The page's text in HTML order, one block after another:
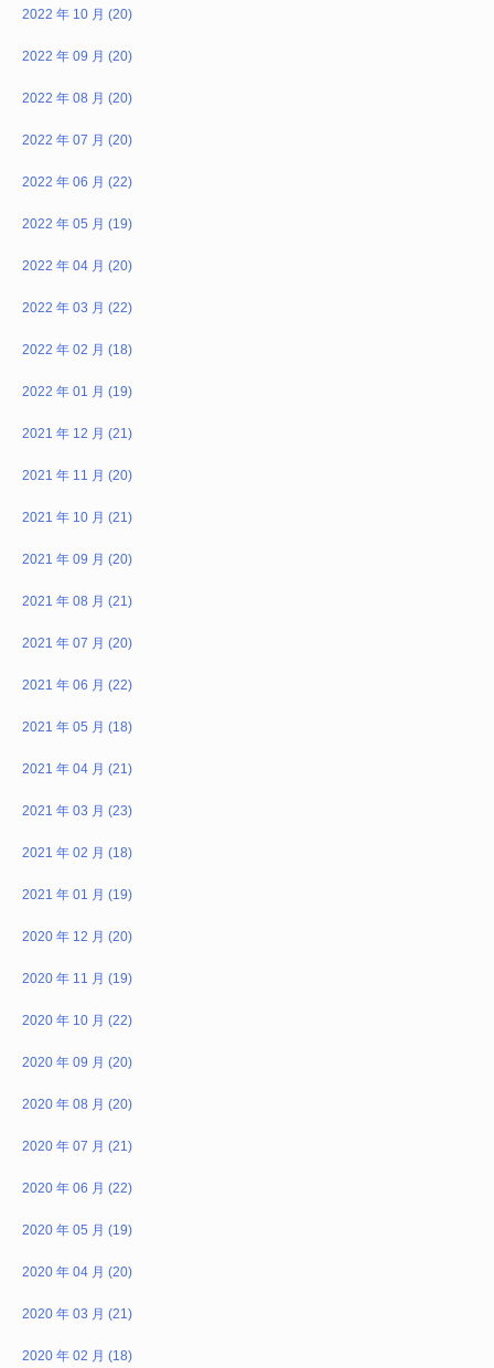
2022 年 10 月 (20)
2022 年 09 月 (20)
2022 年 08 月 (20)
2022 年 07 月 (20)
2022 年 06 月 (22)
2022 年 05 月 (19)
2022 年 04 月 (20)
2022 年 03 月 (22)
2022 年 02 月 (18)
2022 年 01 月 (19)
2021 年 12 月 (21)
2021 年 11 月 (20)
2021 年 10 月 (21)
2021 年 09 月 (20)
2021 年 08 月 (21)
2021 年 07 月 (20)
2021 年 06 月 (22)
2021 年 05 月 (18)
2021 年 04 月 (21)
2021 年 03 月 (23)
2021 年 02 月 (18)
2021 年 01 月 (19)
2020 年 12 月 (20)
2020 年 11 月 (19)
2020 年 10 月 (22)
2020 年 09 月 (20)
2020 年 08 月 (20)
2020 年 07 月 (21)
2020 年 06 月 (22)
2020 年 05 月 (19)
2020 年 04 月 (20)
2020 年 03 月 (21)
2020 年 02 月 (18)